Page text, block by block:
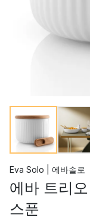
Eva Solo | 에바솔로
에바 트리
스푼